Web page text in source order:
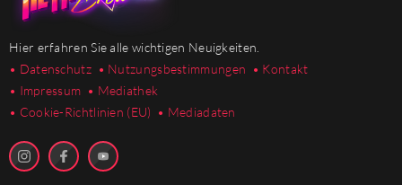
Hier erfahren Sie alle wichtigen Neuigkeiten.
• Datenschutz • Nutzungsbestimmungen • Kontakt
• Impressum • Mediathek
• Cookie-Richtlinien (EU) • Mediadaten